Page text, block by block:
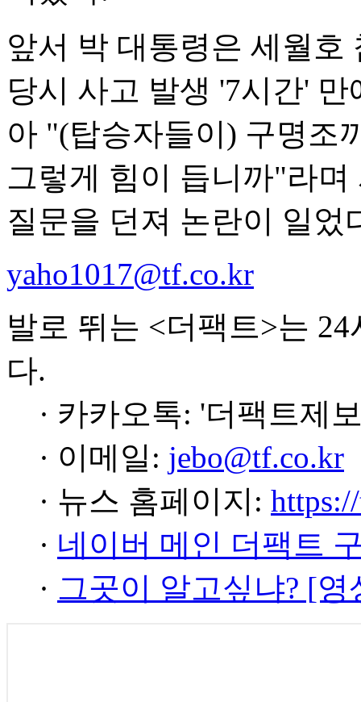
앞서 박 대통령은 세월호
당시 사고 발생 '7시간'
아 "(탑승자들이) 구명조
그렇게 힘이 듭니까"라
질문을 던져 논란이 일었
yaho1017@tf.co.kr
발로 뛰는 <더팩트>는
다.
· 카카오톡: '더팩트제
· 이메일: jebo@tf.co.kr
· 뉴스 홈페이지:
· 네이버 메인 더팩트
· 그곳이 알고싶냐? [